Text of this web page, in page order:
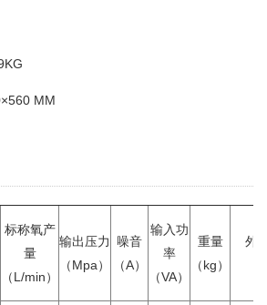
MM
标称氧产
量
（L/min）
输出压力
（Mpa）
噪音
（A）
输入功
率
（VA）
重量
（kg）
外